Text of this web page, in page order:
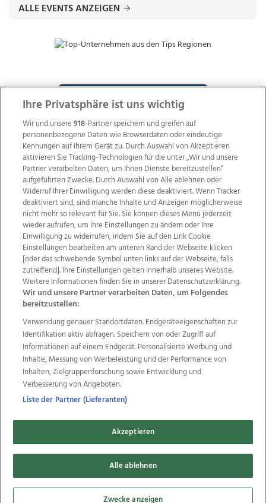
ALLE EVENTS ANZEIGEN
ZUR NACHRICHTENÜBERSICHT
Wir über uns Mediadaten Kontakt
Jobs
Datenschutz
Impressum
AGB Anzeigekunden
AGB Website
Ehrenkodex Politische Werbung
Weitere Angebote des Medienhauses Wimmer
TV1 di-mog-i.at OÖNow
Ischler Woche
Life Radio
OÖNachrichten
OÖN Immobilien
OÖN Karriere
OÖN Reise
Promenaden Galerien
Regionaljobs
wasistlos.at wirtrauern.at
Copyrights © 2026 Tips Zeitungs GmbH & Co KG
developed by11x11.net
Cookie Einstellungen bearbeiten
Ihre Privatsphäre ist uns wichtig
Wir und unsere918-Partner speichern und greifen auf
personenbezogene Daten wie Browserdaten oder eindeutige
Kennungen auf Ihrem Gerät zu. Durch Auswahl von Akzeptieren
aktivieren Sie Tracking-Technologien für die unter „Wir und unsere
Partner verarbeiten Daten, um Ihnen Dienste bereitzustellen“
aufgeführten Zwecke. Durch Auswahl von Alle ablehnen oder
Widerruf Ihrer Einwilligung werden diese deaktiviert. Wenn Tracker
deaktiviert sind, sind manche Inhalte und Anzeigen möglicherweise
nicht mehr so relevant für Sie. Sie können dieses Menü jederzeit
wieder aufrufen, um Ihre Einstellungen zu ändern oder Ihre
Einwilligung zu widerrufen, indem Sie auf den Link Cookie
Einstellungen bearbeiten am unteren Rand der Webseite klicken
[oder das schwebende Symbol unten links auf der Webseite, falls
zutreffend]. Ihre Einstellungen gelten innerhalb unseres Website.
Weitere Informationen finden Sie in unserer Datenschutzerklärung.
Wir und unsere Partner verarbeiten Daten, um Folgendes
bereitzustellen:
Verwendung genauer Standortdaten. Endgeräteeigenschaften zur
Identifikation aktiv abfragen. Speichern von oder Zugriff auf
Informationen auf einem Endgerät. Personalisierte Werbung und
Inhalte, Messung von Werbeleistung und der Performance von
Inhalten, Zielgruppenforschung sowie Entwicklung und
Verbesserung von Angeboten.
Liste der Partner (Lieferanten)
Akzeptieren
Alle ablehnen
Zwecke anzeigen